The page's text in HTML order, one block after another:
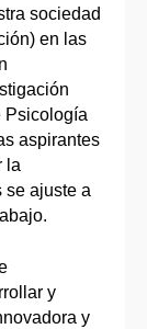
sociedad
en las
Psicología
aspirantes
la
se ajuste a
y
y